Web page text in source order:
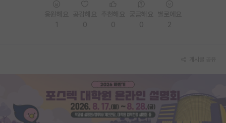
유학교육